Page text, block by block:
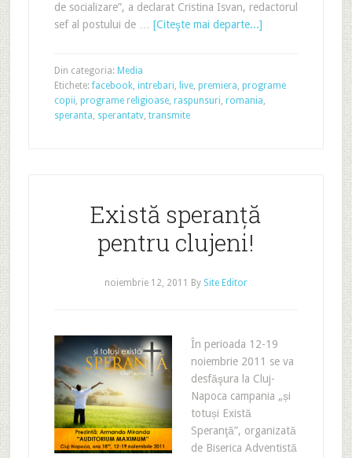
de socializare”, a declarat Cristina Isvan, redactorul
sef al postului de … [Citeşte mai departe...]
Din categoria: Media
Etichete:facebook, intrebari, live, premiera, programe
copii, programe religioase, raspunsuri, romania,
speranta, sperantatv, transmite
Există speranţă
pentru clujeni!
noiembrie 12, 2011 By Site Editor
În perioada 12-19
noiembrie 2011 se va
desfăşura la Cluj-
Napoca campania „și
totuși Există
Speranţă”, organizată
de Biserica Adventistă